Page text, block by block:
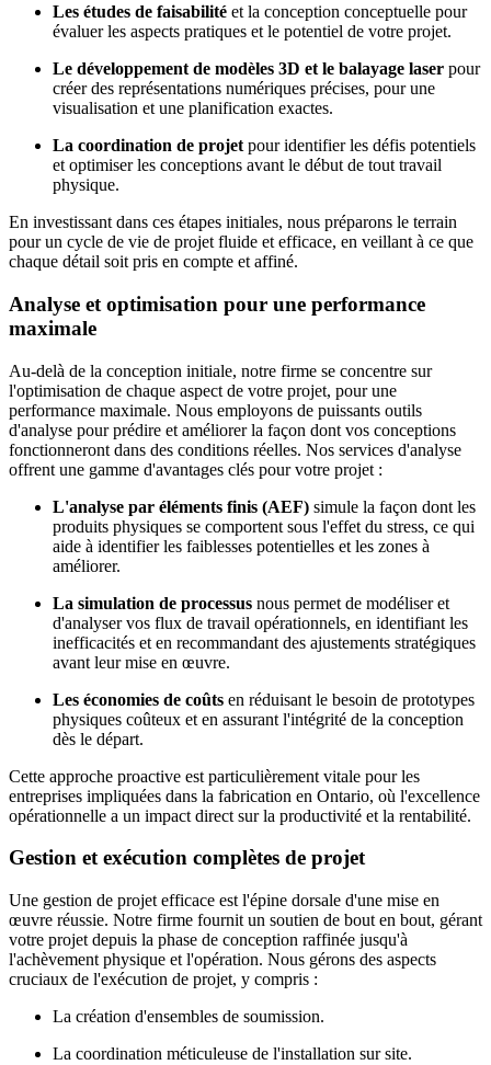
Les études de faisabilité et la conception conceptuelle pour
évaluer les aspects pratiques et le potentiel de votre projet.
Le développement de modèles 3D et le balayage laser pour
créer des représentations numériques précises, pour une
visualisation et une planification exactes.
La coordination de projet pour identifier les défis potentiels
et optimiser les conceptions avant le début de tout travail
physique.
En investissant dans ces étapes initiales, nous préparons le terrain
pour un cycle de vie de projet fluide et efficace, en veillant à ce que
chaque détail soit pris en compte et affiné.
Analyse et optimisation pour une performance
maximale
Au-delà de la conception initiale, notre firme se concentre sur
l'optimisation de chaque aspect de votre projet, pour une
performance maximale. Nous employons de puissants outils
d'analyse pour prédire et améliorer la façon dont vos conceptions
fonctionneront dans des conditions réelles. Nos services d'analyse
offrent une gamme d'avantages clés pour votre projet :
L'analyse par éléments finis (AEF) simule la façon dont les
produits physiques se comportent sous l'effet du stress, ce qui
aide à identifier les faiblesses potentielles et les zones à
améliorer.
La simulation de processus nous permet de modéliser et
d'analyser vos flux de travail opérationnels, en identifiant les
inefficacités et en recommandant des ajustements stratégiques
avant leur mise en œuvre.
Les économies de coûts en réduisant le besoin de prototypes
physiques coûteux et en assurant l'intégrité de la conception
dès le départ.
Cette approche proactive est particulièrement vitale pour les
entreprises impliquées dans la fabrication en Ontario, où l'excellence
opérationnelle a un impact direct sur la productivité et la rentabilité.
Gestion et exécution complètes de projet
Une gestion de projet efficace est l'épine dorsale d'une mise en
œuvre réussie. Notre firme fournit un soutien de bout en bout, gérant
votre projet depuis la phase de conception raffinée jusqu'à
l'achèvement physique et l'opération. Nous gérons des aspects
cruciaux de l'exécution de projet, y compris :
La création d'ensembles de soumission.
La coordination méticuleuse de l'installation sur site.